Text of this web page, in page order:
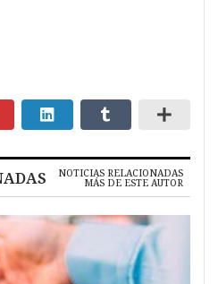
NOTICIAS RELACIONADAS
MÁS DE ESTE AUTOR